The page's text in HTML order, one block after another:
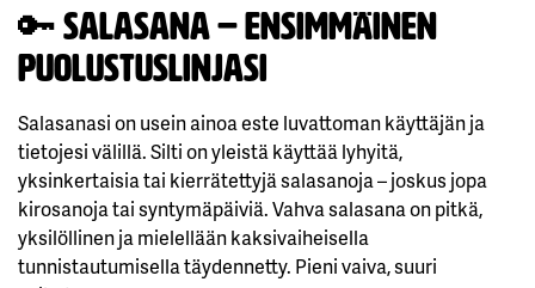
🔑 Salasana – ensimmäinen
puolustuslinjasi
Salasanasi on usein ainoa este luvattoman käyttäjän ja
tietojesi välillä. Silti on yleistä käyttää lyhyitä,
yksinkertaisia tai kierrätettyjä salasanoja – joskus jopa
kirosanoja tai syntymäpäiviä. Vahva salasana on pitkä,
yksilöllinen ja mielellään kaksivaiheisella
tunnistautumisella täydennetty. Pieni vaiva, suuri